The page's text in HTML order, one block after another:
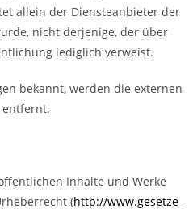
allein der Diensteanbieter der
nicht derjenige, der über
lediglich verweist.
bekannt, werden die externen
entfernt.
Inhalte und Werke
(http://www.gesetze-